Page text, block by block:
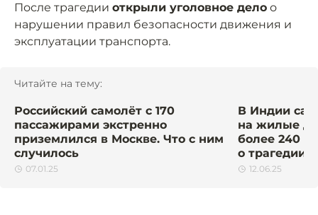
После трагедии открыли уголовное дело о
нарушении правил безопасности движения и
эксплуатации транспорта.
Читайте на тему:
Российский самолёт с 170
пассажирами экстренно
приземлился в Москве. Что с ним
случилось
07.01.25
В Индии
на жилые
более 240
о трагедии
12.06.25